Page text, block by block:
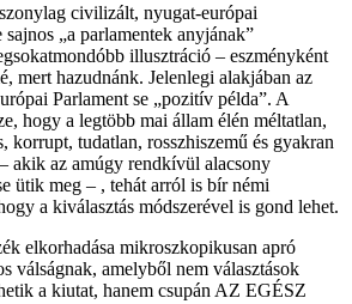
civilizált, nyugat-európai
„a parlamentek anyjának”
illusztráció – eszményként
mert hazudnánk. Jelenlegi alakjában az
Parlament se „pozitív példa”. A
hogy a legtöbb mai állam élén méltatlan,
korrupt, tudatlan, rosszhiszemű és gyakran
akik az amúgy rendkívül alacsony
ütik meg – , tehát arról is bír némi
a kiválasztás módszerével is gond lehet.
elkorhadása mikroszkopikusan apró
válságnak, amelyből nem választások
a kiutat, hanem csupán AZ EGÉSZ